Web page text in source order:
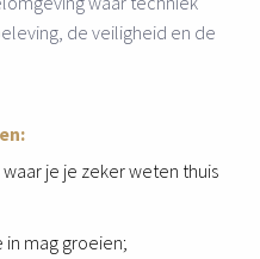
de veiligheid en de
je je zeker weten thuis
in mag groeien;